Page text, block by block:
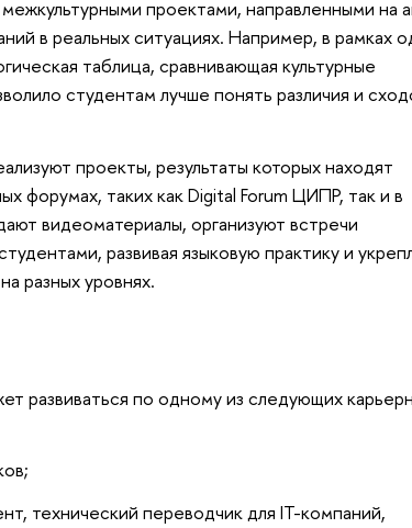
проектами, направленными на
в реальных ситуациях. Например, в рамках
таблица, сравнивающая культурные
студентам лучше понять различия и
проекты, результаты которых находят
форумах, таких как Digital Forum ЦИПР, так и в
видеоматериалы, организуют встречи
развивая языковую практику и
разных уровнях.
развиваться по одному из следующих
технический переводчик для IT-компаний,